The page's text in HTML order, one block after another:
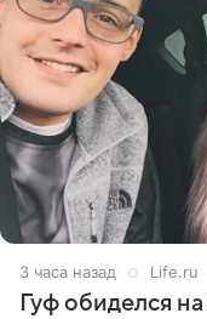
3 часа назад Life.ru
Гуф обиделся